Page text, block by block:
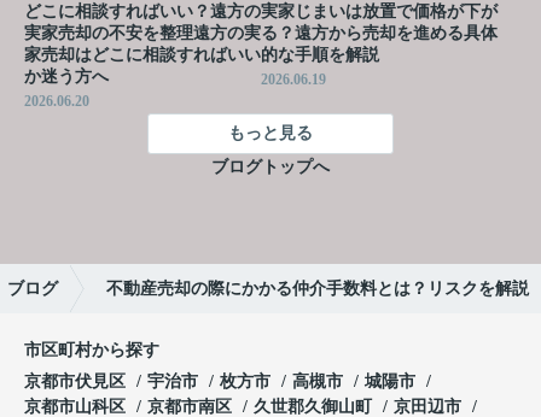
どこに相談すればいい？遠方の
実家売却の不安を整理遠方の実
家売却はどこに相談すればいい
か迷う方へ
2026.06.20
実家じまいは放置で価格が下が
る？遠方から売却を進める具体
的な手順を解説
2026.06.19
もっと見る
ブログトップへ
ブログ 不動産売却の際にかかる仲介手数料とは？リスクを解説
市区町村から探す
京都市伏見区
宇治市 枚方市 高槻市
城陽市
京都市山科区
京都市南区 久世郡久御山町
京田辺市